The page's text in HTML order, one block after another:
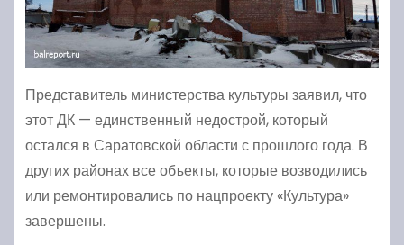
Представитель министерства культуры заявил, что
этот ДК — единственный недострой, который
остался в Саратовской области с прошлого года. В
других районах все объекты, которые возводились
или ремонтировались по нацпроекту «Культура»
завершены.